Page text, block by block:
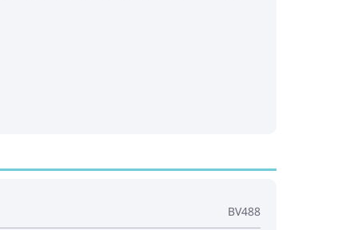
BV488